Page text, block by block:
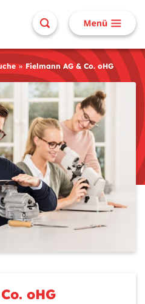
Fielmann AG & Co. oHG
oHG